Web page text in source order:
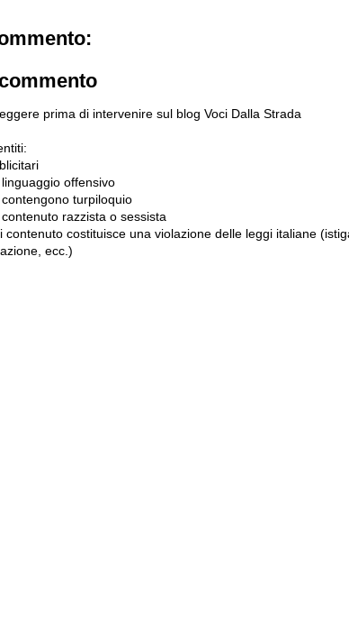
prima di intervenire sul blog Voci Dalla Strada
offensivo
turpiloquio
razzista o sessista
contenuto costituisce una violazione delle leggi italiane
ecc.)